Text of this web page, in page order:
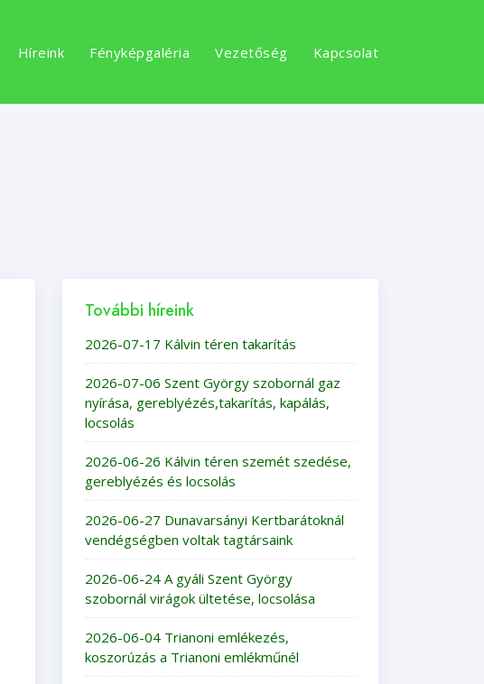
Híreink Fényképgaléria Vezetőség Kapcsolat
További híreink
2026-07-17 Kálvin téren takarítás
2026-07-06 Szent György szobornál gaz
nyírása, gereblyézés,takarítás, kapálás,
locsolás
2026-06-26 Kálvin téren szemét szedése,
gereblyézés és locsolás
2026-06-27 Dunavarsányi Kertbarátoknál
vendégségben voltak tagtársaink
2026-06-24 A gyáli Szent György
szobornál virágok ültetése, locsolása
2026-06-04 Trianoni emlékezés,
koszorúzás a Trianoni emlékműnél